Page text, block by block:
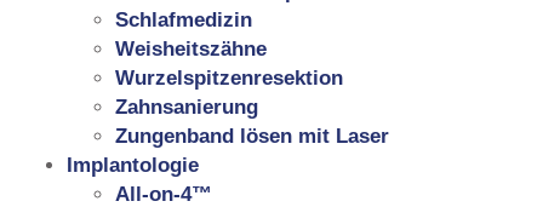
Schlafmedizin
Weisheitszähne
Wurzelspitzenresektion
Zahnsanierung
Zungenband lösen mit Laser
Implantologie
All-on-4™